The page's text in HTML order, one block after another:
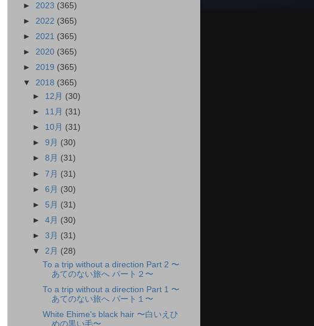
► 2023 (365)
► 2022 (365)
► 2021 (365)
► 2020 (365)
► 2019 (365)
▼ 2018 (365)
► 12月 (30)
► 11月 (31)
► 10月 (31)
►9月 (30)
►8月 (31)
►7月 (31)
►6月 (30)
► 5月 (31)
►4月 (30)
►3月 (31)
▼2月 (28)
To a trip without a direction Part 2 〜
あてのない旅へ パート２〜
To a trip without a direction Part 1 〜
あてのない旅へ パート１〜
White Ehime's black hair 〜白いえひ
めの黒い毛〜